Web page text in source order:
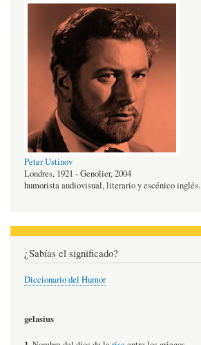
Peter Ustinov
Londres, 1921 - Genolier, 2004
humorista audiovisual, literario y escénico inglés.
¿Sabías el significado?
Diccionario del Humor
gelasius